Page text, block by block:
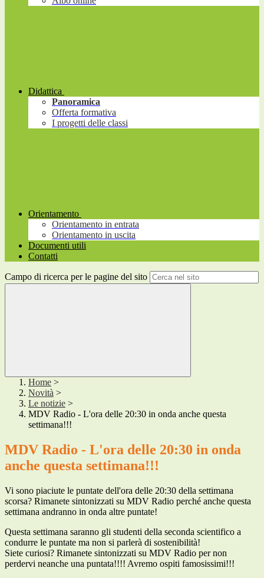
Didattica
Panoramica
Offerta formativa
I progetti delle classi
Orientamento
Orientamento in entrata
Orientamento in uscita
Documenti utili
Contatti
Campo di ricerca per le pagine del sito
Home >
Novità >
Le notizie >
MDV Radio - L'ora delle 20:30 in onda anche questa
settimana!!!
MDV Radio - L'ora delle 20:30 in onda
anche questa settimana!!!
Vi sono piaciute le puntate dell'ora delle 20:30 della settimana
scorsa? Rimanete sintonizzati su MDV Radio perché anche questa
settimana andranno in onda altre puntate!
Questa settimana saranno gli studenti della seconda scientifico a
condurre le puntate ma non si parlerà di sostenibilità!
Siete curiosi? Rimanete sintonizzati su MDV Radio per non
perdervi neanche una puntata!!!! Avremo ospiti famosissimi!!!